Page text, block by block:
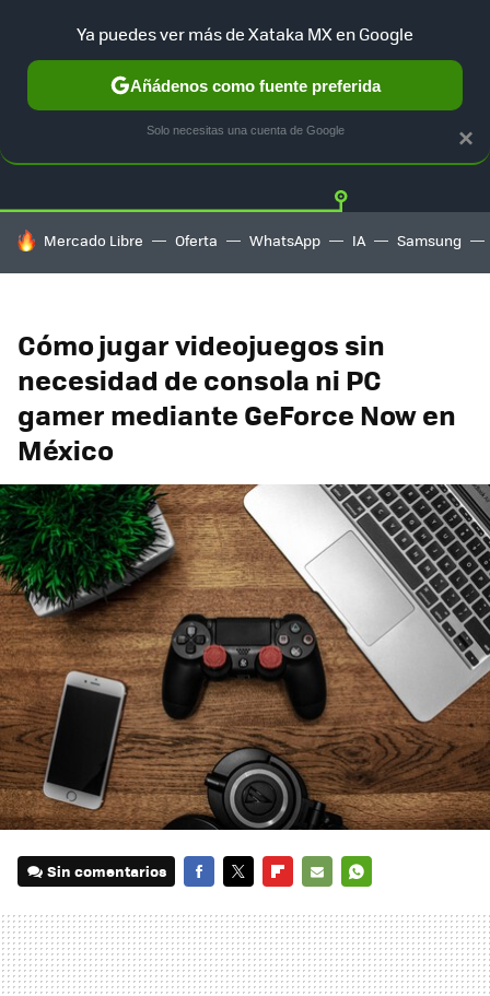
Twitter
HOY SE HABLA DE
Mercado Libre Oferta WhatsApp IA Samsung
Cómo jugar videojuegos sin
necesidad de consola ni PC
gamer mediante GeForce Now en
México
Sin comentarios
MAIL
×
Ya puedes ver más de Xataka MX en Google
Añádenos como fuente preferida
Solo necesitas una cuenta de Google